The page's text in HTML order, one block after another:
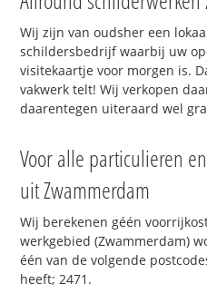
Wij zijn van oudsher een
schildersbedrijf waarbij uw
visitekaartje voor morgen is.
vakwerk telt! Wij verkopen
daarentegen uiteraard wel
Voor alle particulieren
uit Zwammerdam
Wij berekenen géén
werkgebied (Zwammerdam)
één van de volgende
heeft; 2471.